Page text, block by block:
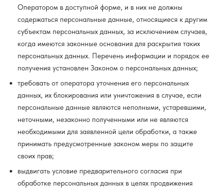
Оператором в доступной форме, и в них не должны
содержаться персональные данные, относящиеся к другим
субъектам персональных данных, за исключением случаев,
когда имеются законные основания для раскрытия таких
персональных данных. Перечень информации и порядок ее
получения установлен Законом о персональных данных;
требовать от оператора уточнения его персональных
данных, их блокирования или уничтожения в случае, если
персональные данные являются неполными, устаревшими,
неточными, незаконно полученными или не являются
необходимыми для заявленной цели обработки, а также
принимать предусмотренные законом меры по защите
своих прав;
выдвигать условие предварительного согласия при
обработке персональных данных в целях продвижения